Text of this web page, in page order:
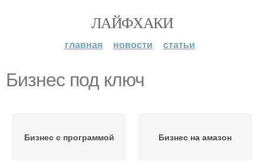
ЛАЙФХАКИ
главная новости статьи
Бизнес под ключ
Бизнес с программой Бизнес на амазон